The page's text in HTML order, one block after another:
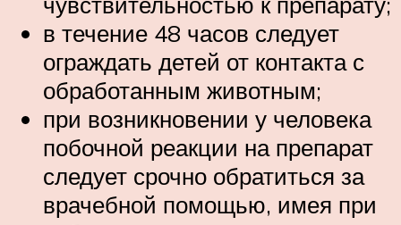
в течение 48 часов следует
ограждать детей от контакта с
обработанным животным;
при возникновении у человека
побочной реакции на препарат
следует срочно обратиться за
врачебной помощью, имея при